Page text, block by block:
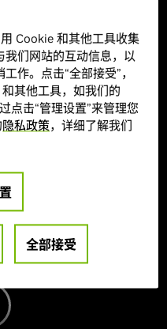
日发布，并支
Seer Publishing 推出
世界的沉浸式中世纪
特的体验：玩家可以
一次的碰撞中感受战斗
不断迎战强大的对手。
Cookie 和其他工具收集
们网站的互动信息，以
作。点击“全部接受”，
其他工具，如我们的
点击“管理设置”来管理您
隐私政策，详细了解我们
全部接受